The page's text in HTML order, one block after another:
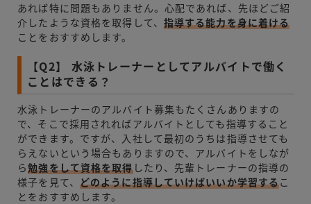
あれば特に問題もありません。心配であれば、先ほどご紹
介したような資格を取得して、 指導する能力を身に着ける
ことをおすすめします。
【Q2】 水泳トレーナーとしてアルバイトで働く
ことはできる？
水泳トレーナーのアルバイト募集もたくさんありますの
で、そこで採用されればアルバイトとしても指導すること
ができます。ですが、入社して最初のうちは指導させても
らえないという場合もありますので、アルバイトをしなが
ら勉強をして資格を取得したり、先輩トレーナーの指導の
様子を見て、 どのように指導していけばいいか学習するこ
とをおすすめします。